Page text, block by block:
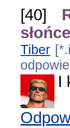
[40]
Tiber
I